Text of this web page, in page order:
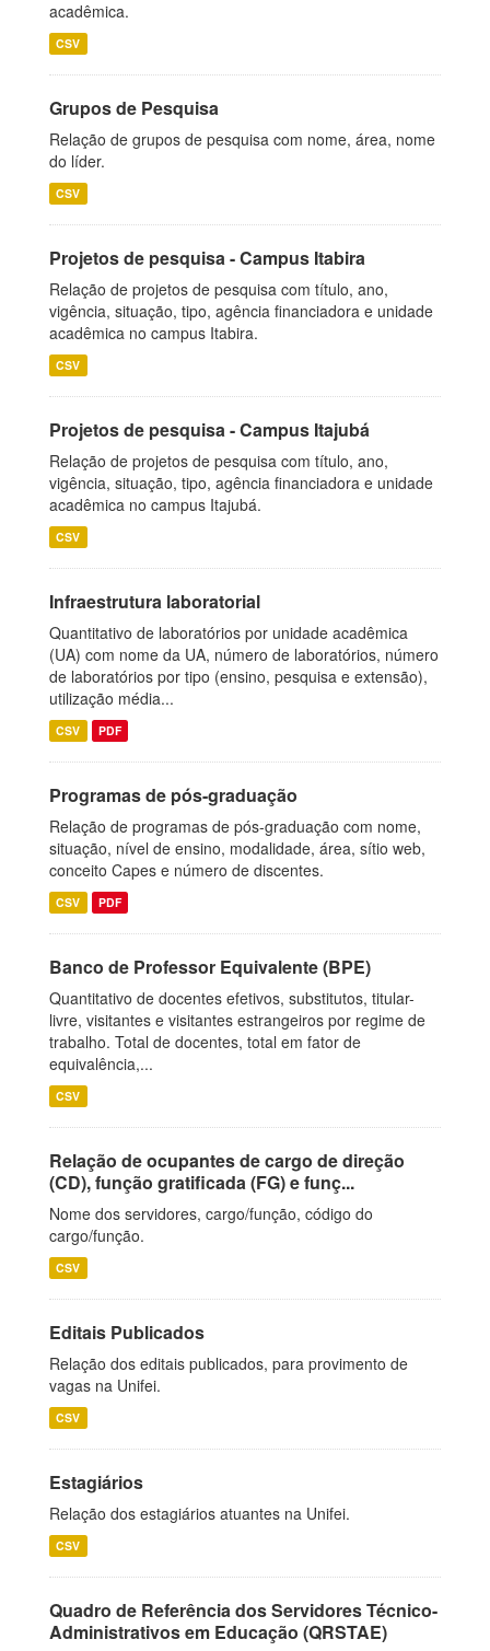
acadêmica.
CSV
Grupos de Pesquisa
Relação de grupos de pesquisa com nome, área, nome
do líder.
CSV
Projetos de pesquisa - Campus Itabira
Relação de projetos de pesquisa com título, ano,
vigência, situação, tipo, agência financiadora e unidade
acadêmica no campus Itabira.
CSV
Projetos de pesquisa - Campus Itajubá
Relação de projetos de pesquisa com título, ano,
vigência, situação, tipo, agência financiadora e unidade
acadêmica no campus Itajubá.
CSV
Infraestrutura laboratorial
Quantitativo de laboratórios por unidade acadêmica
(UA) com nome da UA, número de laboratórios, número
de laboratórios por tipo (ensino, pesquisa e extensão),
utilização média...
CSV PDF
Programas de pós-graduação
Relação de programas de pós-graduação com nome,
situação, nível de ensino, modalidade, área, sítio web,
conceito Capes e número de discentes.
CSV PDF
Banco de Professor Equivalente (BPE)
Quantitativo de docentes efetivos, substitutos, titular-
livre, visitantes e visitantes estrangeiros por regime de
trabalho. Total de docentes, total em fator de
equivalência,...
CSV
Relação de ocupantes de cargo de direção
(CD), função gratificada (FG) e funç...
Nome dos servidores, cargo/função, código do
cargo/função.
CSV
Editais Publicados
Relação dos editais publicados, para provimento de
vagas na Unifei.
CSV
Estagiários
Relação dos estagiários atuantes na Unifei.
CSV
Quadro de Referência dos Servidores Técnico-
Administrativos em Educação (QRSTAE)